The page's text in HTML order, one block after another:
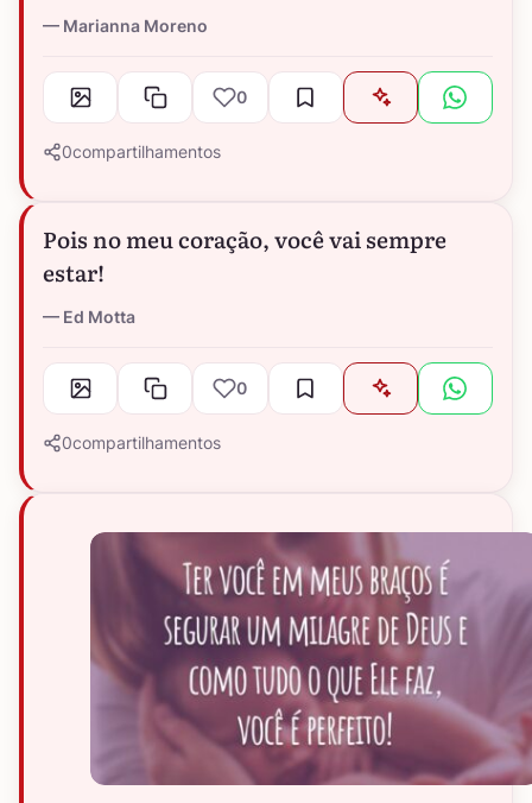
Marianna Moreno
0
0compartilhamentos
Pois no meu coração, você vai sempre
estar!
Ed Motta
0
0compartilhamentos